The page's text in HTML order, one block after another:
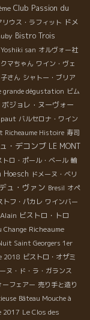
Club Passion du
リウス・ラフィット ドメ
Bistro Trois
Yoshiki san オルヴォー社
クマちゃん ワイン・ヴェ
さん シャトー・ブリア
grande dégustation ビム
ボジョレ・ヌーヴォー
バルセロナ・ワイン
Richeaume Histoire 寿司
・デコンブ LE MONT
トロ・ポール・ベール 輸
Hoesch ドメーヌ・ベリ
ュ・ヴァン Bresil オペ
フ・パカレ ワインバー
Alain ビストロ・トロ
Change Richeaume
Saint Georgers 1er
2018 ビストロ・オザミ
ヌ・ド・ラ・ガランス
ーフェアー 売り手と造り
Bâteau Mouche à
2017 Le Clos des